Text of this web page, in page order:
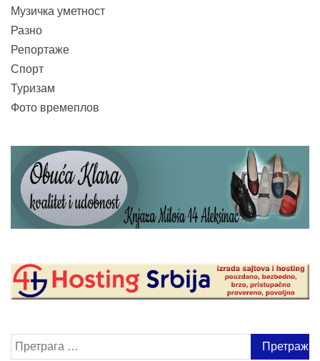
Музичка уметност
Разно
Репортаже
Спорт
Туризам
Фото времеплов
Претрага